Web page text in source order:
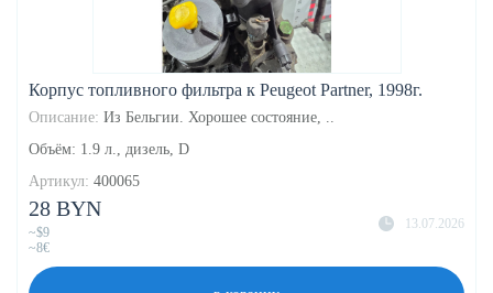
Корпус топливного фильтра к Peugeot Partner, 1998г.
Описание: Из Бельгии. Хорошее состояние, ..
Объём: 1.9 л., дизель, D
Артикул: 400065
13.07.2026
28 BYN
~$9
~8€